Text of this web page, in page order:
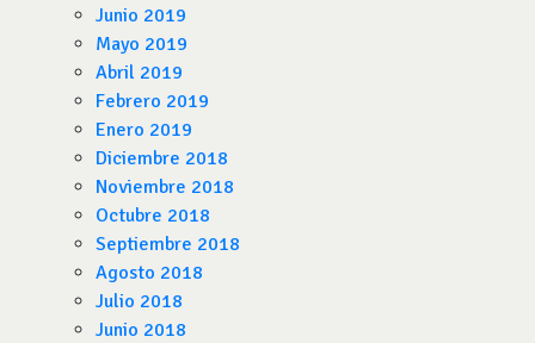
Junio 2019
Mayo 2019
Abril 2019
Febrero 2019
Enero 2019
Diciembre 2018
Noviembre 2018
Octubre 2018
Septiembre 2018
Agosto 2018
Julio 2018
Junio 2018